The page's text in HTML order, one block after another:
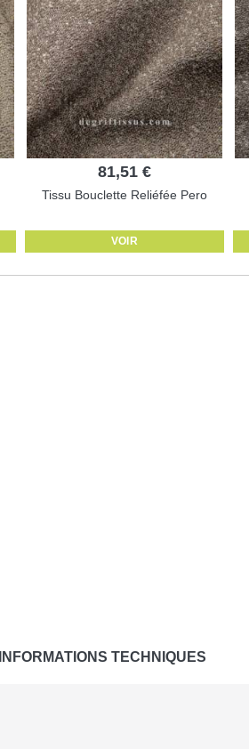
81,51 €
Tissu Bouclette Reliéfée Pero
VOIR
INFORMATIONS TECHNIQUES